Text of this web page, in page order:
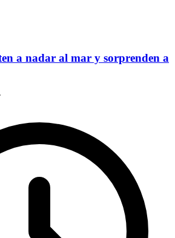
a nadar al mar y sorprenden a